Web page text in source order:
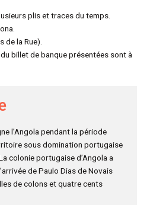
plis et traces du temps.
de la Rue).
billet de banque présentées sont à
l’Angola pendant la période
sous domination portugaise
colonie portugaise d’Angola a
de Paulo Dias de Novais
de colons et quatre cents